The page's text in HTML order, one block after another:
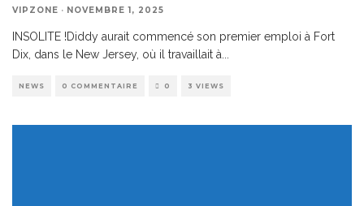
VIPZONE · NOVEMBRE 1, 2025
INSOLITE !Diddy aurait commencé son premier emploi à Fort
Dix, dans le New Jersey, où il travaillait à...
NEWS 0 COMMENTAIRE 0 3 VIEWS